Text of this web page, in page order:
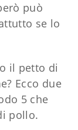
può
se lo
il petto di
Ecco due
5 che
pollo.